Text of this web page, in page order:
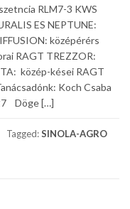
RLM7-3 KWS
ES NEPTUNE:
középérérs
RAGT TREZZOR:
közép-kései RAGT
Koch Csaba
Döge […]
Tagged:SINOLA-AGRO